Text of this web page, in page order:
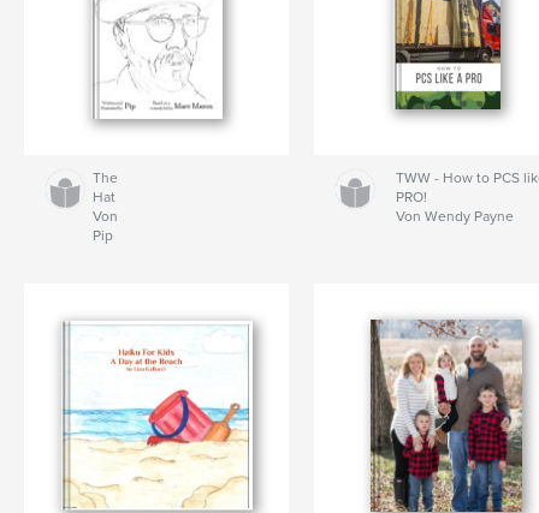
The
Hat
Von
Pip
TWW - How to PCS
PRO!
Von Wendy Payne